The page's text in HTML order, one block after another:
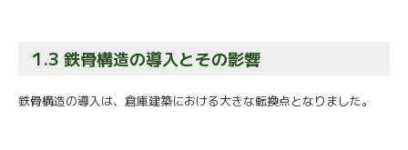
1.3 鉄骨構造の導入とその影響
鉄骨構造の導入は、倉庫建築における大きな転換点となりました。